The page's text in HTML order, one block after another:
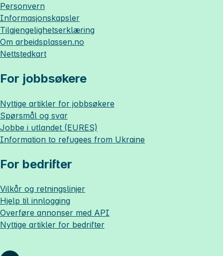
Personvern
Informasjonskapsler
Tilgjengelighetserklæring
Om arbeidsplassen.no
Nettstedkart
For jobbsøkere
Nyttige artikler for jobbsøkere
Spørsmål og svar
Jobbe i utlandet (EURES)
Information to refugees from Ukraine
For bedrifter
Vilkår og retningslinjer
Hjelp til innlogging
Overføre annonser med API
Nyttige artikler for bedrifter